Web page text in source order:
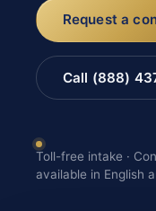
Request a
Call (888)
Toll-free intake ·
available in English